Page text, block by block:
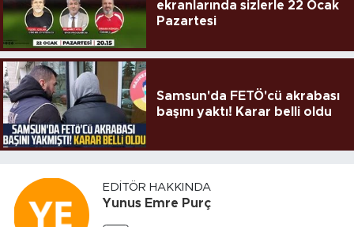
ekranlarında sizlerle 22 Ocak
Pazartesi
Samsun'da FETÖ'cü akrabası
başını yaktı! Karar belli oldu
EDITÖR HAKKINDA
Yunus Emre Purç